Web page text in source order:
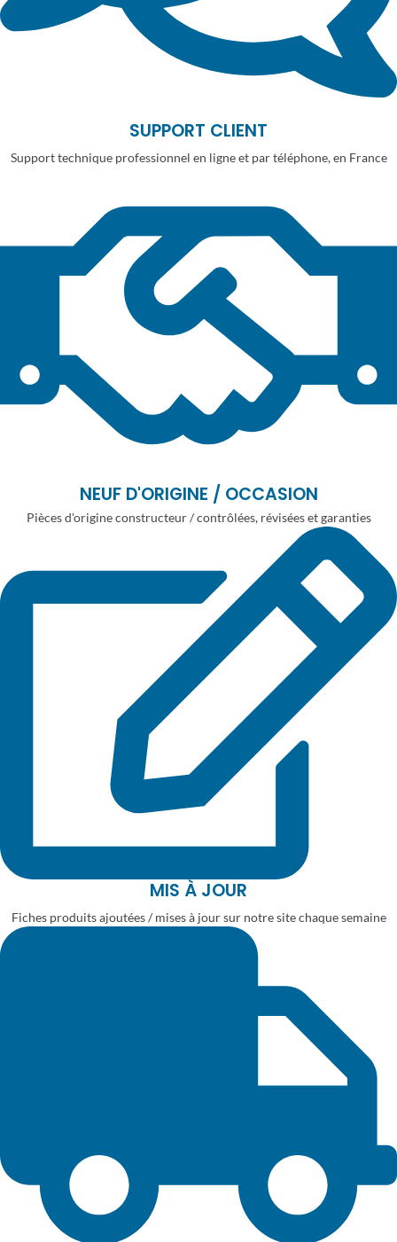
SUPPORT CLIENT
Support technique professionnel en ligne et par téléphone, en France
NEUF D'ORIGINE / OCCASION
Pièces d'origine constructeur / contrôlées, révisées et garanties
MIS À JOUR
Fiches produits ajoutées / mises à jour sur notre site chaque semaine